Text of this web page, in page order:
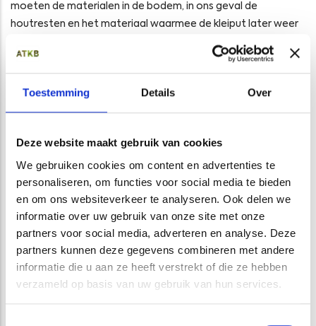
Toestemming Details Over
Deze website maakt gebruik van cookies
We gebruiken cookies om content en advertenties te
personaliseren, om functies voor social media te bieden
en om ons websiteverkeer te analyseren. Ook delen we
informatie over uw gebruik van onze site met onze
partners voor social media, adverteren en analyse. Deze
partners kunnen deze gegevens combineren met andere
informatie die u aan ze heeft verstrekt of die ze hebben
verzameld op basis van uw gebruik van hun services.
moeten de materialen in de bodem, in ons geval de
houtresten en het materiaal waarmee de kleiput later weer
reflecteren. Als dat niet het geval is, valt er niets te zien,
zoals een glazen object onderwater ook nauwelijks te zien
Onderzoek van het terrein
ontvangstantennes die parallel gemonteerd zijn en in
wandeltempo over het te meten veld worden de refelcties
geprojecteerd op een AHN kaart. Opvallend is het contrast
beide gebieden markeert tevens de grens tussen de twee
delen van de kleiput die op verschillende momenten